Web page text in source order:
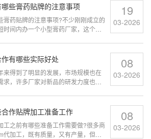
发货现场
些膏药贴牌的注意事项
膏药贴牌的注意事项?不少刚刚成立的
间内办一个小型膏药厂家，这个时
19
03-2026
有哪些实际好处
来得到了明显的发展，市场规模也在
，许多厂家对新品的研发力度也在
同时又可以给产品的生产带来很多
08
03-2026
作贴牌加工准备工作
工之前有哪些准备工作需要做?很多商
加工，既有质量，又有产量，但又
08
03-2026